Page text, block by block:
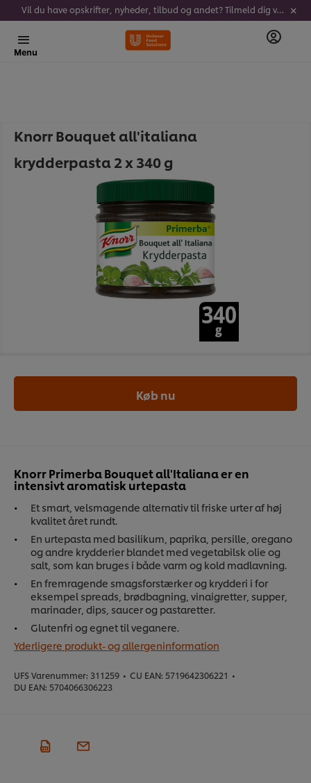
Vil du have opskrifter, nyheder, tilbud og andet? Tilmeld dig vores nyhedsbrev!
Menu
Knorr Bouquet all'italiana
krydderpasta 2 x 340 g
Knorr Primerba Bouquet all'Italiana er en
intensivt aromatisk urtepasta
Et smart, velsmagende alternativ til friske urter af høj
kvalitet året rundt.
En urtepasta med basilikum, paprika, persille, oregano
og andre krydderier blandet med vegetabilsk olie og
salt, som kan bruges i både varm og kold madlavning.
En fremragende smagsforstærker og krydderi i for
eksempel spreads, brødbagning, vinaigretter, supper,
marinader, dips, saucer og pastaretter.
Glutenfri og egnet til veganere.
Yderligere produkt- og allergeninformation
UFS Varenummer: 311259 • CU EAN: 5719642306221 •
DU EAN: 5704066306223
Køb nu